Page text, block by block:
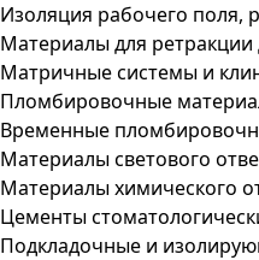
Изоляция рабочего поля,
Материалы для ретракции
Матричные системы и
Пломбировочные
Временные
Материалы светового
Материалы химического
Цементы
Подкладочные и